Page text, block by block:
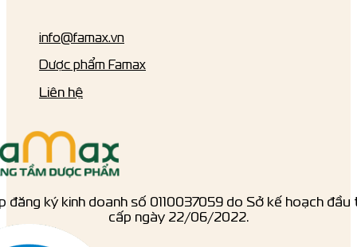
đăng ký kinh doanh số ‎0110037059 do Sở kế hoạch đầu
cấp ngày 22/06/2022.
info@famax.vn
Dược phẩm Famax
Liên hệ